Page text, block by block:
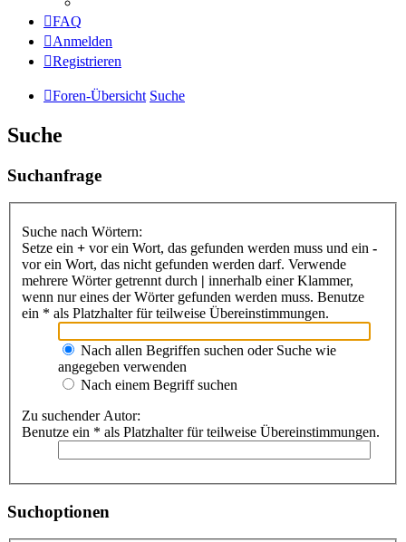
FAQ
Anmelden
Registrieren
Foren-Übersicht Suche
Suche
Suchanfrage
Suche nach Wörtern:
Setze ein + vor ein Wort, das gefunden werden muss und ein -
vor ein Wort, das nicht gefunden werden darf. Verwende
mehrere Wörter getrennt durch | innerhalb einer Klammer,
wenn nur eines der Wörter gefunden werden muss. Benutze
ein * als Platzhalter für teilweise Übereinstimmungen.
Nach allen Begriffen suchen oder Suche wie
angegeben verwenden
Nach einem Begriff suchen
Zu suchender Autor:
Benutze ein * als Platzhalter für teilweise Übereinstimmungen.
Suchoptionen